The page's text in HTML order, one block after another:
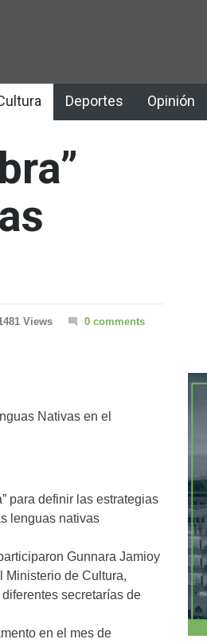
Deportes Opinión
Views 0 comments
Nativas en el
para definir las estrategias
lenguas nativas
Gunnara Jamioy
Ministerio de Cultura,
secretarías de
en el mes de